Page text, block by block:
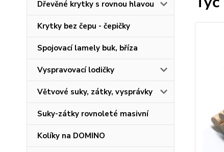
Dřevěné krytky s rovnou hlavou
Krytky bez čepu - čepičky
Spojovací lamely buk, bříza
Vyspravovací lodičky
Větvové suky, zátky, vysprávky
Suky-zátky rovnoleté masivní
Kolíky na DOMINO